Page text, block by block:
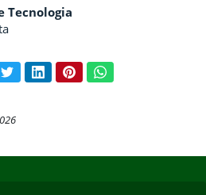
Tecnologia
conteúdo:
TwitterLinkedInPinterestWhatsApp